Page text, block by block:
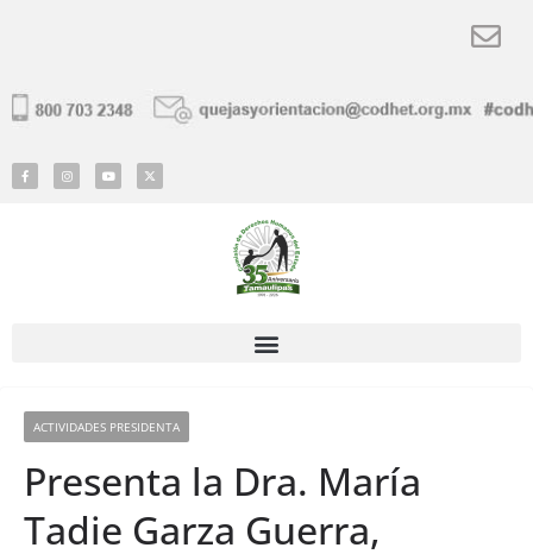
ACTIVIDADES PRESIDENTA
Presenta la Dra. María
Tadie Garza Guerra,